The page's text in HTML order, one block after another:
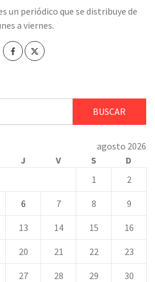
un periódico que se distribuye de
a viernes.
agosto 2026
J V S
D
1
2
6 7 8 9
13 14 15 16
20 21 22 23
27 28 29 30